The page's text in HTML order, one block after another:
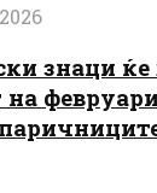
знаци
на